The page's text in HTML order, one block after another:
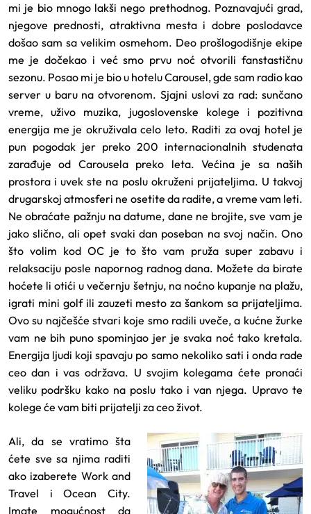
mi je bio mnogo lakši nego prethodnog. Poznavajući grad,
njegove prednosti, atraktivna mesta i dobre poslodavce
došao sam sa velikim osmehom. Deo prošlogodišnje ekipe
me je dočekao i već smo prvu noć otvorili fanstastičnu
sezonu. Posao mi je bio u hotelu Carousel, gde sam radio kao
server u baru na otvorenom. Sjajni uslovi za rad: sunčano
vreme, uživo muzika, jugoslovenske kolege i pozitivna
energija me je okruživala celo leto. Raditi za ovaj hotel je
pun pogodak jer preko 200 internacionalnih studenata
zarađuje od Carousela preko leta. Većina je sa naših
prostora i uvek ste na poslu okruženi prijateljima. U takvoj
drugarskoj atmosferi ne osetite da radite, a vreme vam leti.
Ne obraćate pažnju na datume, dane ne brojite, sve vam je
jako slično, ali opet svaki dan poseban na svoj način. Ono
što volim kod OC je to što vam pruža super zabavu i
relaksaciju posle napornog radnog dana. Možete da birate
hoćete li otići u večernju šetnju, na noćno kupanje na plažu,
igrati mini golf ili zauzeti mesto za šankom sa prijateljima.
Ovo su najčešće stvari koje smo radili uveče, a kućne žurke
vam ne bih puno spominjao jer je svaka noć tako kretala.
Energija ljudi koji spavaju po samo nekoliko sati i onda rade
ceo dan i vas održava. U svojim kolegama ćete pronaći
veliku podršku kako na poslu tako i van njega. Upravo te
kolege će vam biti prijatelji za ceo život.
Ali, da se vratimo šta
ćete sve sa njima raditi
ako izaberete Work and
Travel i Ocean City.
Imate mogućnost da